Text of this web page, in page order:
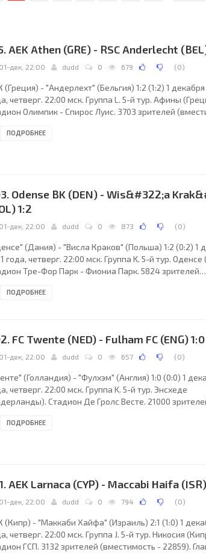
AEK Athen (GRE) - RSC Anderlecht
01-дек, 22:00 dudd 0 679 (0)
(Греция) - "Андерлехт" (Бельгия) 1:2 (1:2) 1 декабря
четверг. 22:00 мск. Группа L. 5-й тур. Афины
Олимпик - Спирос Луис. 3703 зрителей
Константопулос, Яннис Контоэс, Элфар
ПОДРОБНЕЕ
Odense BK (DEN) - Wis&#322;a
1:2
01-дек, 22:00 dudd 0 873 (0)
(Дания) - "Висла Краков" (Польша) 1:2 (0:2) 1
года, четверг. 22:00 мск. Группа K. 5-й тур.
Тре-Фор Парк - Фиониа Парк. 5824 зрителей
"Оденсе": Мадс Топпель, Эспен Рууд, Андерс
Фалл, 75).
ПОДРОБНЕЕ
FC Twente (NED) - Fulham FC (ENG) 1:0
01-дек, 22:00 dudd 0 657 (0)
(Голландия) - "Фулхэм" (Англия) 1:0 (0:0) 1
четверг. 22:00 мск. Группа K. 5-й тур. Энсхеде
Стадион Де Гролс Весте. 21000
"Твенте": Николай Михайлов, Петер
ПОДРОБНЕЕ
AEK Larnaca (CYP) - Maccabi Haifa
01-дек, 22:00 dudd 0 794 (0)
(Кипр) - "Маккаби Хайфа" (Израиль) 2:1 (1:0) 1
четверг. 22:00 мск. Группа J. 5-й тур. Никосия
ГСП. 3132 зрителей (вместимость - 22859).